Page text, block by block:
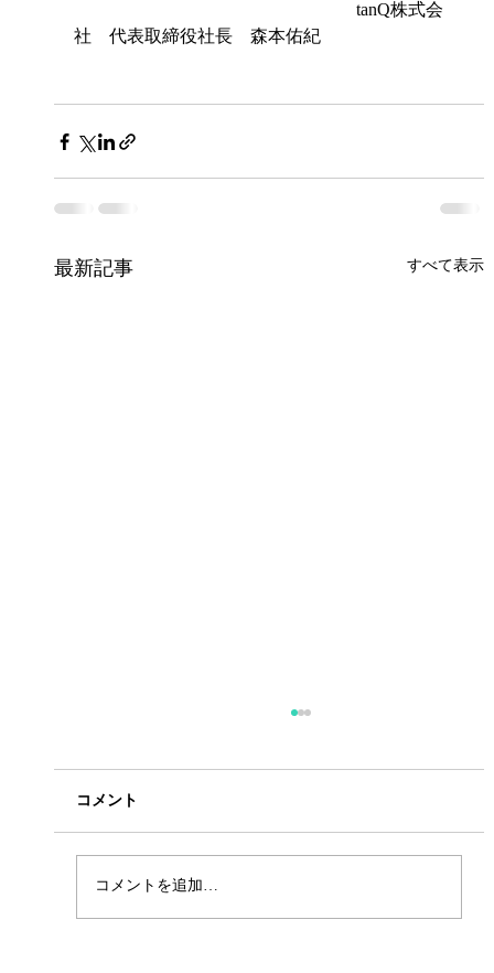
tanQ株式会
社　代表取締役社長　森本佑紀
最新記事 すべて表示
コメント
コメントを追加…